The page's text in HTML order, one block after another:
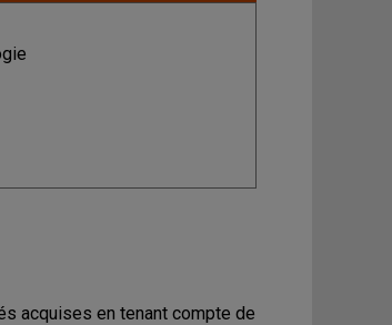
acquises en tenant compte de